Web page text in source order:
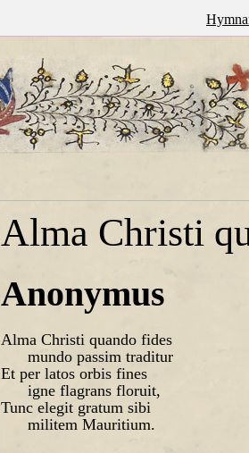
Alma Christi
Anonymus
Alma Christi quando fides
mundo passim traditur
Et per latos orbis fines
igne flagrans floruit,
Tunc elegit gratum sibi
militem Mauritium.